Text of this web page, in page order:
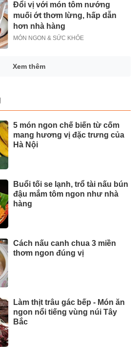
Đổi vị với món tôm nướng
muối ớt thơm lừng, hấp dẫn
hơn nhà hàng
MÓN NGON & SỨC KHỎE
Xem thêm
5 món ngon chế biến từ cốm
mang hương vị đặc trưng của
Hà Nội
Buổi tối se lạnh, trổ tài nấu bún
đậu mắm tôm ngon như nhà
hàng
Cách nấu canh chua 3 miền
thơm ngon đúng vị
Làm thịt trâu gác bếp - Món ăn
ngon nổi tiếng vùng núi Tây
Bắc